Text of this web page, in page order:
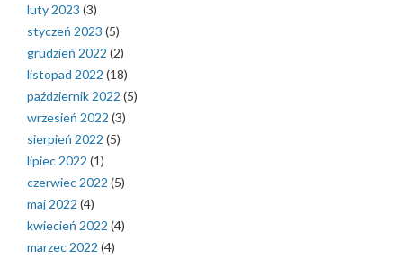
luty 2023 (3)
styczeń 2023 (5)
grudzień 2022 (2)
listopad 2022 (18)
październik 2022 (5)
wrzesień 2022 (3)
sierpień 2022 (5)
lipiec 2022 (1)
czerwiec 2022 (5)
maj 2022 (4)
kwiecień 2022 (4)
marzec 2022 (4)